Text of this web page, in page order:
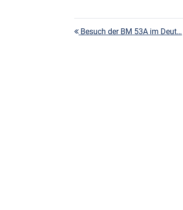
Besuch der BM 53A im Deut…